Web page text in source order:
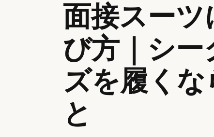
面接スーツ
び方｜シ
ズを履くな
と